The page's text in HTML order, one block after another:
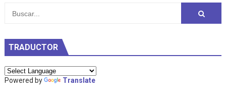
TRADUCTOR
Powered by Translate